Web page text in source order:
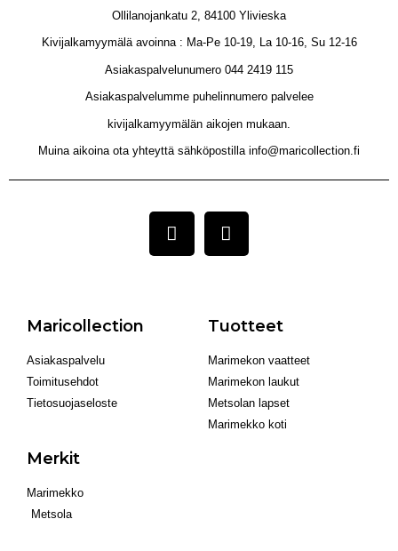
Ollilanojankatu 2, 84100 Ylivieska
Kivijalkamyymälä avoinna : Ma-Pe 10-19, La 10-16, Su 12-16
Asiakaspalvelunumero 044 2419 115
Asiakaspalvelumme puhelinnumero palvelee
kivijalkamyymälän aikojen mukaan.
Muina aikoina ota yhteyttä sähköpostilla info@maricollection.fi
Maricollection
Asiakaspalvelu
Toimitusehdot
Tietosuojaseloste
Tuotteet
Marimekon vaatteet
Marimekon laukut
Metsolan lapset
Marimekko koti
Merkit
Marimekko
Metsola